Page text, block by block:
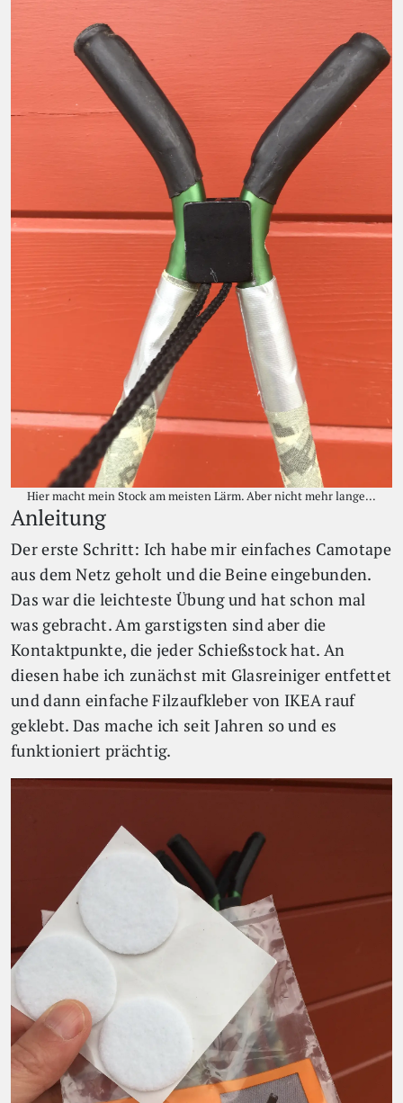
Hier macht mein Stock am meisten Lärm. Aber nicht mehr lange...
Anleitung
Der erste Schritt: Ich habe mir einfaches Camotape
aus dem Netz geholt und die Beine eingebunden.
Das war die leichteste Übung und hat schon mal
was gebracht. Am garstigsten sind aber die
Kontaktpunkte, die jeder Schießstock hat. An
diesen habe ich zunächst mit Glasreiniger entfettet
und dann einfache Filzaufkleber von IKEA rauf
geklebt. Das mache ich seit Jahren so und es
funktioniert prächtig.